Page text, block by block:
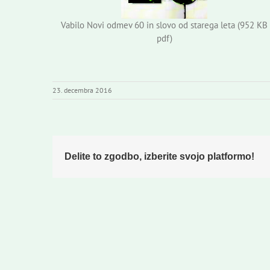
Vabilo Novi odmev 60 in slovo od starega leta (952 KB
pdf)
23. decembra 2016
Delite to zgodbo, izberite svojo platformo!